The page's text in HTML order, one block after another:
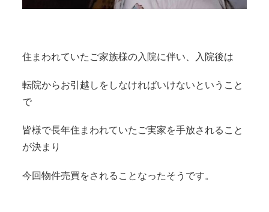
住まわれていたご家族様の入院に伴い、入院後は
転院からお引越しをしなければいけないということ
で
皆様で長年住まわれていたご実家を手放されること
が決まり
今回物件売買をされることなったそうです。